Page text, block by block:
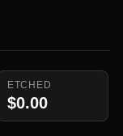
ETCHED
$0.00